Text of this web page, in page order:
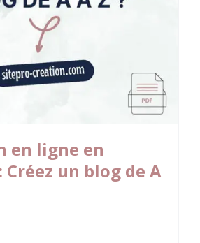
en ligne en
Créez un blog de A